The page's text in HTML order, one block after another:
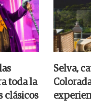
toda la
clásicos
Selva,